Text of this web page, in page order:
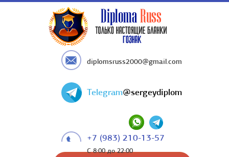
diplomsruss2000@gmail.com
Telegram@sergeydiplom
+7 (983) 210-13-57
С 8:00 до 22:00